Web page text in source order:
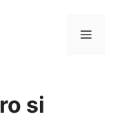
Menu
si